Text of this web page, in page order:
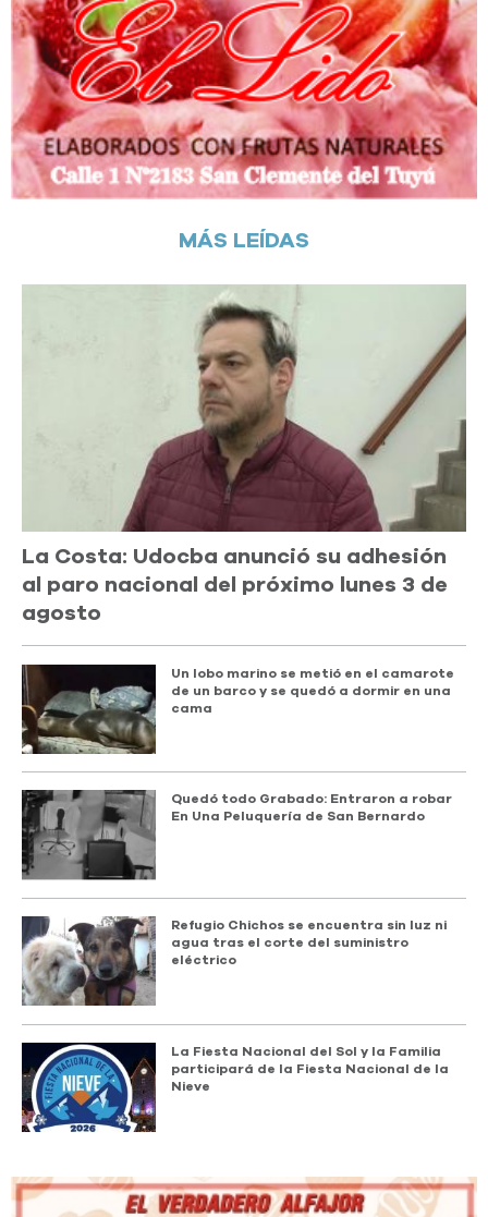
MÁS LEÍDAS
La Costa: Udocba anunció su adhesión
al paro nacional del próximo lunes 3 de
agosto
Un lobo marino se metió en el camarote
de un barco y se quedó a dormir en una
cama
Quedó todo Grabado: Entraron a robar
En Una Peluquería de San Bernardo
Refugio Chichos se encuentra sin luz ni
agua tras el corte del suministro
eléctrico
La Fiesta Nacional del Sol y la Familia
participará de la Fiesta Nacional de la
Nieve